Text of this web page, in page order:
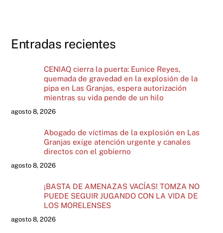
Entradas recientes
CENIAQ cierra la puerta: Eunice Reyes,
quemada de gravedad en la explosión de la
pipa en Las Granjas, espera autorización
mientras su vida pende de un hilo
agosto 8, 2026
Abogado de víctimas de la explosión en Las
Granjas exige atención urgente y canales
directos con el gobierno
agosto 8, 2026
¡BASTA DE AMENAZAS VACÍAS! TOMZA NO
PUEDE SEGUIR JUGANDO CON LA VIDA DE
LOS MORELENSES
agosto 8, 2026